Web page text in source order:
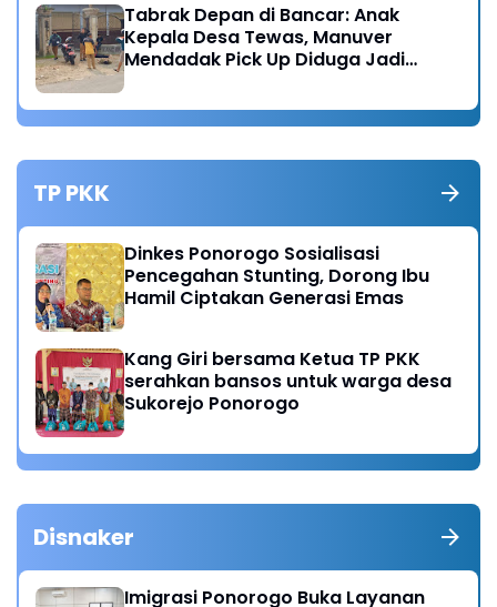
Tabrak Depan di Bancar: Anak
Kepala Desa Tewas, Manuver
Mendadak Pick Up Diduga Jadi
TP PKK
Dinkes Ponorogo Sosialisasi
Pencegahan Stunting, Dorong Ibu
Hamil Ciptakan Generasi Emas
Kang Giri bersama Ketua TP PKK
serahkan bansos untuk warga desa
Sukorejo Ponorogo
Disnaker
Imigrasi Ponorogo Buka Layanan